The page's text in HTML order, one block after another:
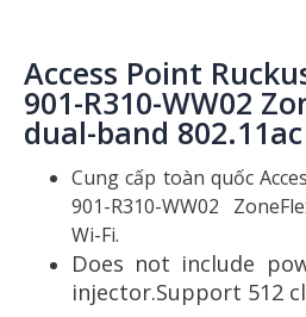
Access Point
901-R310-WW02
dual-band
Cung cấp toàn quốc
901-R310-WW02
Wi-Fi.
Does not include
injector.Support 512